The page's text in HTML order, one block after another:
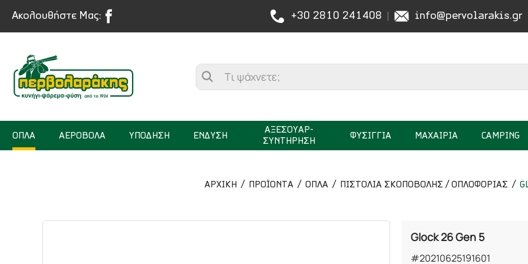
Ακολουθήστε Μας: +30 2810 241408 info@pervolarakis.gr
ΟΠΛΑ ΑΕΡΟΒΟΛΑ ΥΠΟΔΗΣΗ ΕΝΔΥΣΗ
ΑΞΕΣΟΥΑΡ-
ΣΥΝΤΗΡΗΣΗ
ΦΥΣΙΓΓΙΑ ΜΑΧΑΙΡΙΑ CAMPING
ΑΡΧΙΚΉ ΠΡΟΪΟΝΤΑ ΟΠΛΑ ΠΙΣΤΟΛΙΑ ΣΚΟΠΟΒΟΛΗΣ / ΟΠΛΟΦΟΡΙΑΣ
Glock 26 Gen 5
#20210625191601